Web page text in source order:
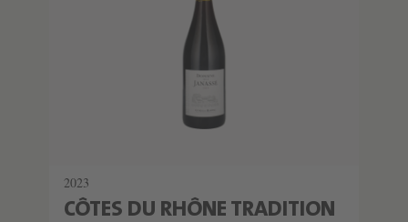
2023
CÔTES DU RHÔNE TRADITION